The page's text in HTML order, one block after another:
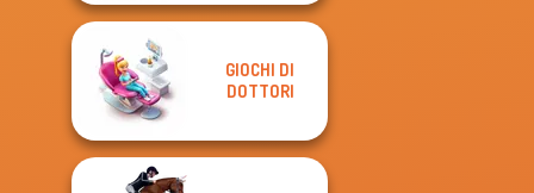
GIOCHI DI
DOTTORI